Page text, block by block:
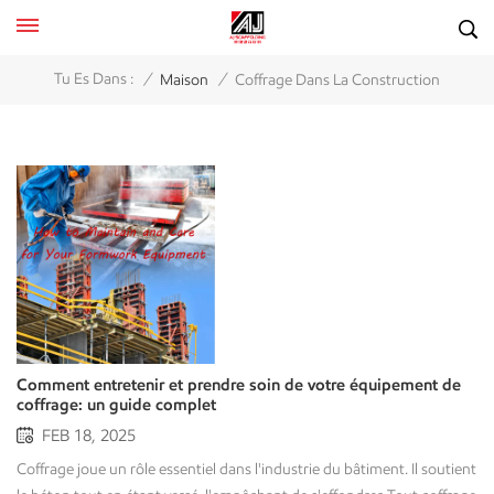
Tu Es Dans : / Maison / Coffrage Dans La Construction
Comment entretenir et prendre soin de votre équipement de
coffrage: un guide complet
FEB 18, 2025
Coffrage joue un rôle essentiel dans l'industrie du bâtiment. Il soutient